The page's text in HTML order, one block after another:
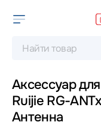
Аксессуар
Ruijie RG-
Антенна